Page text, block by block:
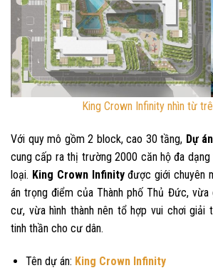
King Crown Infinity nhìn từ
Với quy mô gồm 2 block, cao 30 tầng, Dự
cung cấp ra thị trường 2000 căn hộ đa
loại. King Crown Infinityđược giới chuyên
án trọng điểm của Thành phố Thủ Đức, vừa
cư, vừa hình thành nên tổ hợp vui chơi giải
tinh thần cho cư dân.
Tên dự án: King Crown Infinity